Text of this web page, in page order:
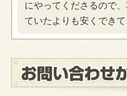
にやってくださるので
ていたよりも安くでき